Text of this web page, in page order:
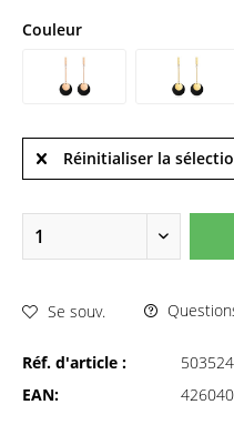
Couleur
Réinitialiser la
Se souv.
Réf. d'article :
EAN: